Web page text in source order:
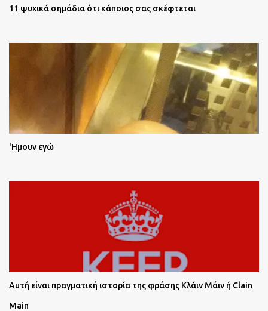
11 ψυχικά σημάδια ότι κάποιος σας σκέφτεται
'Ημουν εγώ
Αυτή είναι πραγματική ιστορία της φράσης Κλάιν Μάιν ή Clain
Main